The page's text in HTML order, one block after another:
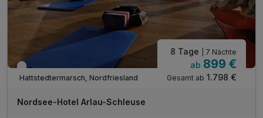
Wieder frei ab November
Hattstedtermarsch, Nordfriesland
8 Tage | 7 Nächte
ab 899 €
Gesamt ab 1.798 €
Nordsee-Hotel Arlau-Schleuse